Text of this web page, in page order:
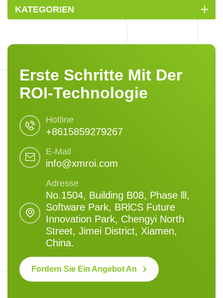
KATEGORIEN
Erste Schritte Mit Der
ROI-Technologie
Hotline
+8615859279267
E-Mail
info@xmroi.com
Adresse
No.1504, Building B08, Phase lll,
Software Park, BRlCS Future
Innovation Park, Chengyi North
Street, Jimei District, Xiamen,
China.
Fordern Sie Ein Angebot An